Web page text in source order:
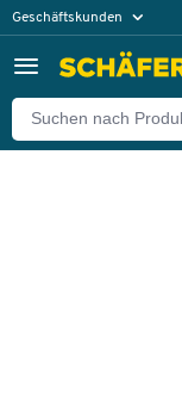
Geschäftskunden
Zurück